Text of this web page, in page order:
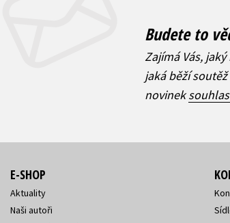
Budete to
Zajímá Vás,
jaká běží
novinek
E-SHOP
Aktuality
Naši autoři